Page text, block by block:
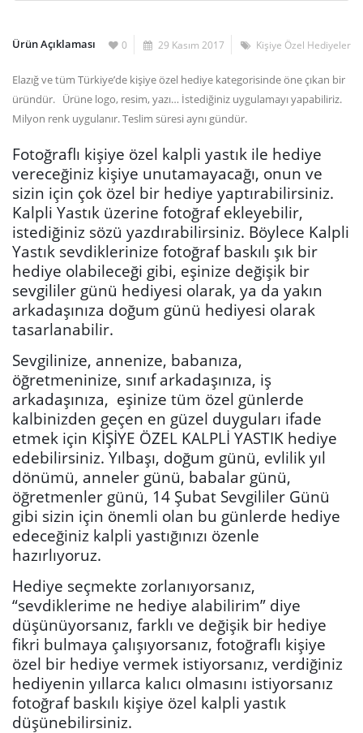
Ürün Açıklaması 0 29 Kasım 2017 Kişiye Özel Hediyeler
Elazığ ve tüm Türkiye’de kişiye özel hediye kategorisinde öne çıkan bir
üründür. Ürüne logo, resim, yazı… İstediğiniz uygulamayı yapabiliriz.
Milyon renk uygulanır. Teslim süresi aynı gündür.
Fotoğraflı kişiye özel kalpli yastık ile hediye
vereceğiniz kişiye unutamayacağı, onun ve
sizin için çok özel bir hediye yaptırabilirsiniz.
Kalpli Yastık üzerine fotoğraf ekleyebilir,
istediğiniz sözü yazdırabilirsiniz. Böylece Kalpli
Yastık sevdiklerinize fotoğraf baskılı şık bir
hediye olabileceği gibi, eşinize değişik bir
sevgililer günü hediyesi olarak, ya da yakın
arkadaşınıza doğum günü hediyesi olarak
tasarlanabilir.
Sevgilinize, annenize, babanıza,
öğretmeninize, sınıf arkadaşınıza, iş
arkadaşınıza, eşinize tüm özel günlerde
kalbinizden geçen en güzel duyguları ifade
etmek için KİŞİYE ÖZEL KALPLİ YASTIK hediye
edebilirsiniz. Yılbaşı, doğum günü, evlilik yıl
dönümü, anneler günü, babalar günü,
öğretmenler günü, 14 Şubat Sevgililer Günü
gibi sizin için önemli olan bu günlerde hediye
edeceğiniz kalpli yastığınızı özenle
hazırlıyoruz.
Hediye seçmekte zorlanıyorsanız,
“sevdiklerime ne hediye alabilirim” diye
düşünüyorsanız, farklı ve değişik bir hediye
fikri bulmaya çalışıyorsanız, fotoğraflı kişiye
özel bir hediye vermek istiyorsanız, verdiğiniz
hediyenin yıllarca kalıcı olmasını istiyorsanız
fotoğraf baskılı kişiye özel kalpli yastık
düşünebilirsiniz.